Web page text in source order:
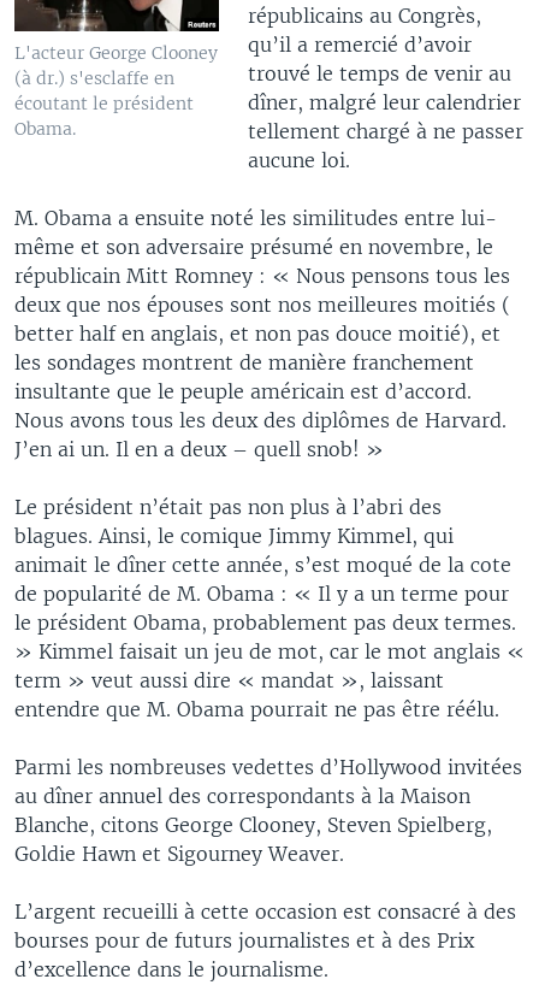
L'acteur George Clooney
(à dr.) s'esclaffe en
écoutant le président
Obama.
républicains au Congrès,
qu’il a remercié d’avoir
trouvé le temps de venir au
dîner, malgré leur calendrier
tellement chargé à ne passer
aucune loi.
M. Obama a ensuite noté les similitudes entre lui-
même et son adversaire présumé en novembre, le
républicain Mitt Romney : « Nous pensons tous les
deux que nos épouses sont nos meilleures moitiés (
better half en anglais, et non pas douce moitié), et
les sondages montrent de manière franchement
insultante que le peuple américain est d’accord.
Nous avons tous les deux des diplômes de Harvard.
J’en ai un. Il en a deux – quell snob! »
Le président n’était pas non plus à l’abri des
blagues. Ainsi, le comique Jimmy Kimmel, qui
animait le dîner cette année, s’est moqué de la cote
de popularité de M. Obama : « Il y a un terme pour
le président Obama, probablement pas deux termes.
» Kimmel faisait un jeu de mot, car le mot anglais «
term » veut aussi dire « mandat », laissant
entendre que M. Obama pourrait ne pas être réélu.
Parmi les nombreuses vedettes d’Hollywood invitées
au dîner annuel des correspondants à la Maison
Blanche, citons George Clooney, Steven Spielberg,
Goldie Hawn et Sigourney Weaver.
L’argent recueilli à cette occasion est consacré à des
bourses pour de futurs journalistes et à des Prix
d’excellence dans le journalisme.